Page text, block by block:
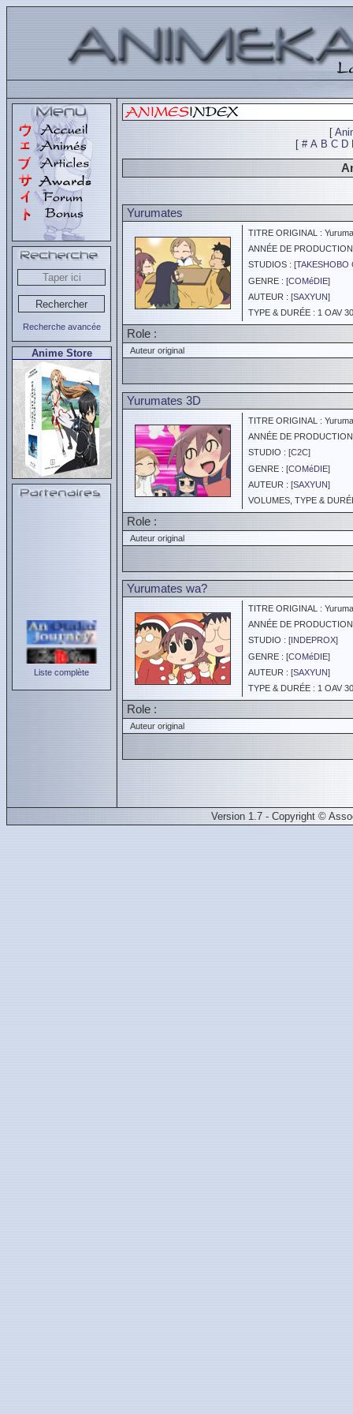
Recherche avancée
Anime Store
Liste complète
[
[ # A B C D
Yurumates
TITRE ORIGINAL :
ANNÉE DE
STUDIOS : [TAKESHOBO
GENRE : [COMéDIE]
AUTEUR : [SAXYUN]
TYPE & DURÉE : 1 OAV
Role :
Auteur original
Yurumates 3D
TITRE ORIGINAL :
ANNÉE DE
STUDIO : [C2C]
GENRE : [COMéDIE]
AUTEUR : [SAXYUN]
VOLUMES, TYPE &
Role :
Auteur original
Yurumates wa?
TITRE ORIGINAL :
ANNÉE DE
STUDIO : [INDEPROX]
GENRE : [COMéDIE]
AUTEUR : [SAXYUN]
TYPE & DURÉE : 1 OAV
Role :
Auteur original
Version 1.7 - Copyright ©